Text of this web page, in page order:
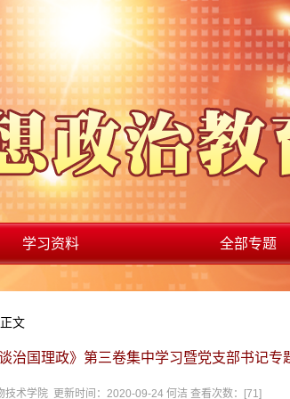
学习资料 全部专题
文
治国理政》第三卷集中学习暨党支部书记专
技术学院 更新时间：2020-09-24 何洁 查看次数：[71]